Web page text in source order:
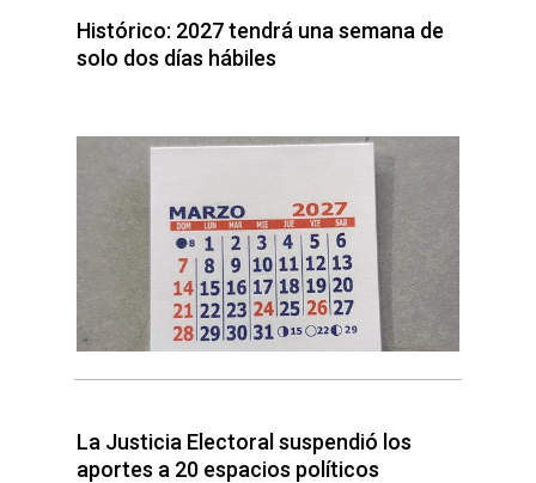
Histórico: 2027 tendrá una semana de
solo dos días hábiles
La Justicia Electoral suspendió los
aportes a 20 espacios políticos